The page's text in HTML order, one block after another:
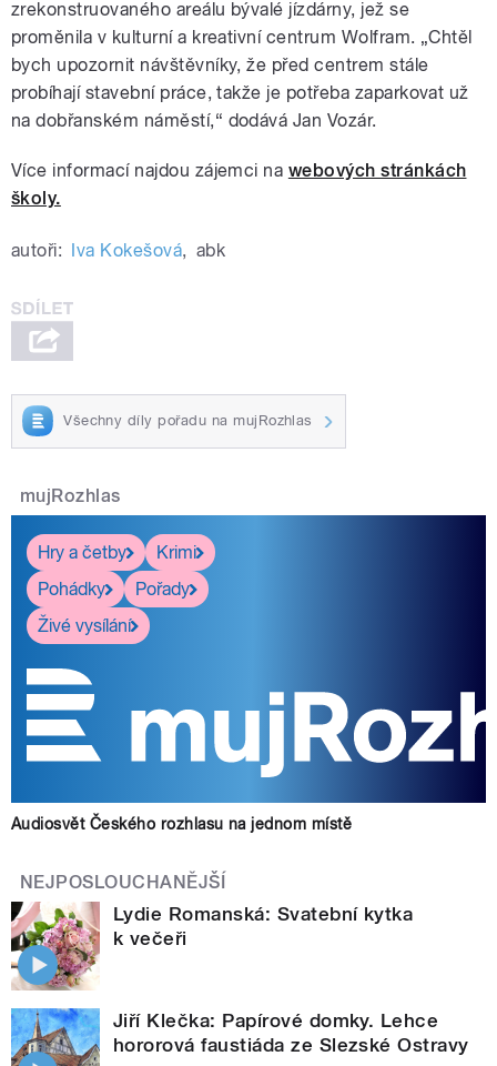
zrekonstruovaného areálu bývalé jízdárny, jež se
proměnila v kulturní a kreativní centrum Wolfram. „Chtěl
bych upozornit návštěvníky, že před centrem stále
probíhají stavební práce, takže je potřeba zaparkovat už
na dobřanském náměstí,“ dodává Jan Vozár.
Více informací najdou zájemci na webových stránkách
školy.
autoři: Iva Kokešová, abk
Všechny díly pořadu na mujRozhlas
mujRozhlas
Hry a četby
Krimi
Pohádky
Pořady
Živé vysílání
Audiosvět Českého rozhlasu na jednom místě
NEJPOSLOUCHANĚJŠÍ
Lydie Romanská: Svatební kytka
k večeři
Jiří Klečka: Papírové domky. Lehce
hororová faustiáda ze Slezské Ostravy